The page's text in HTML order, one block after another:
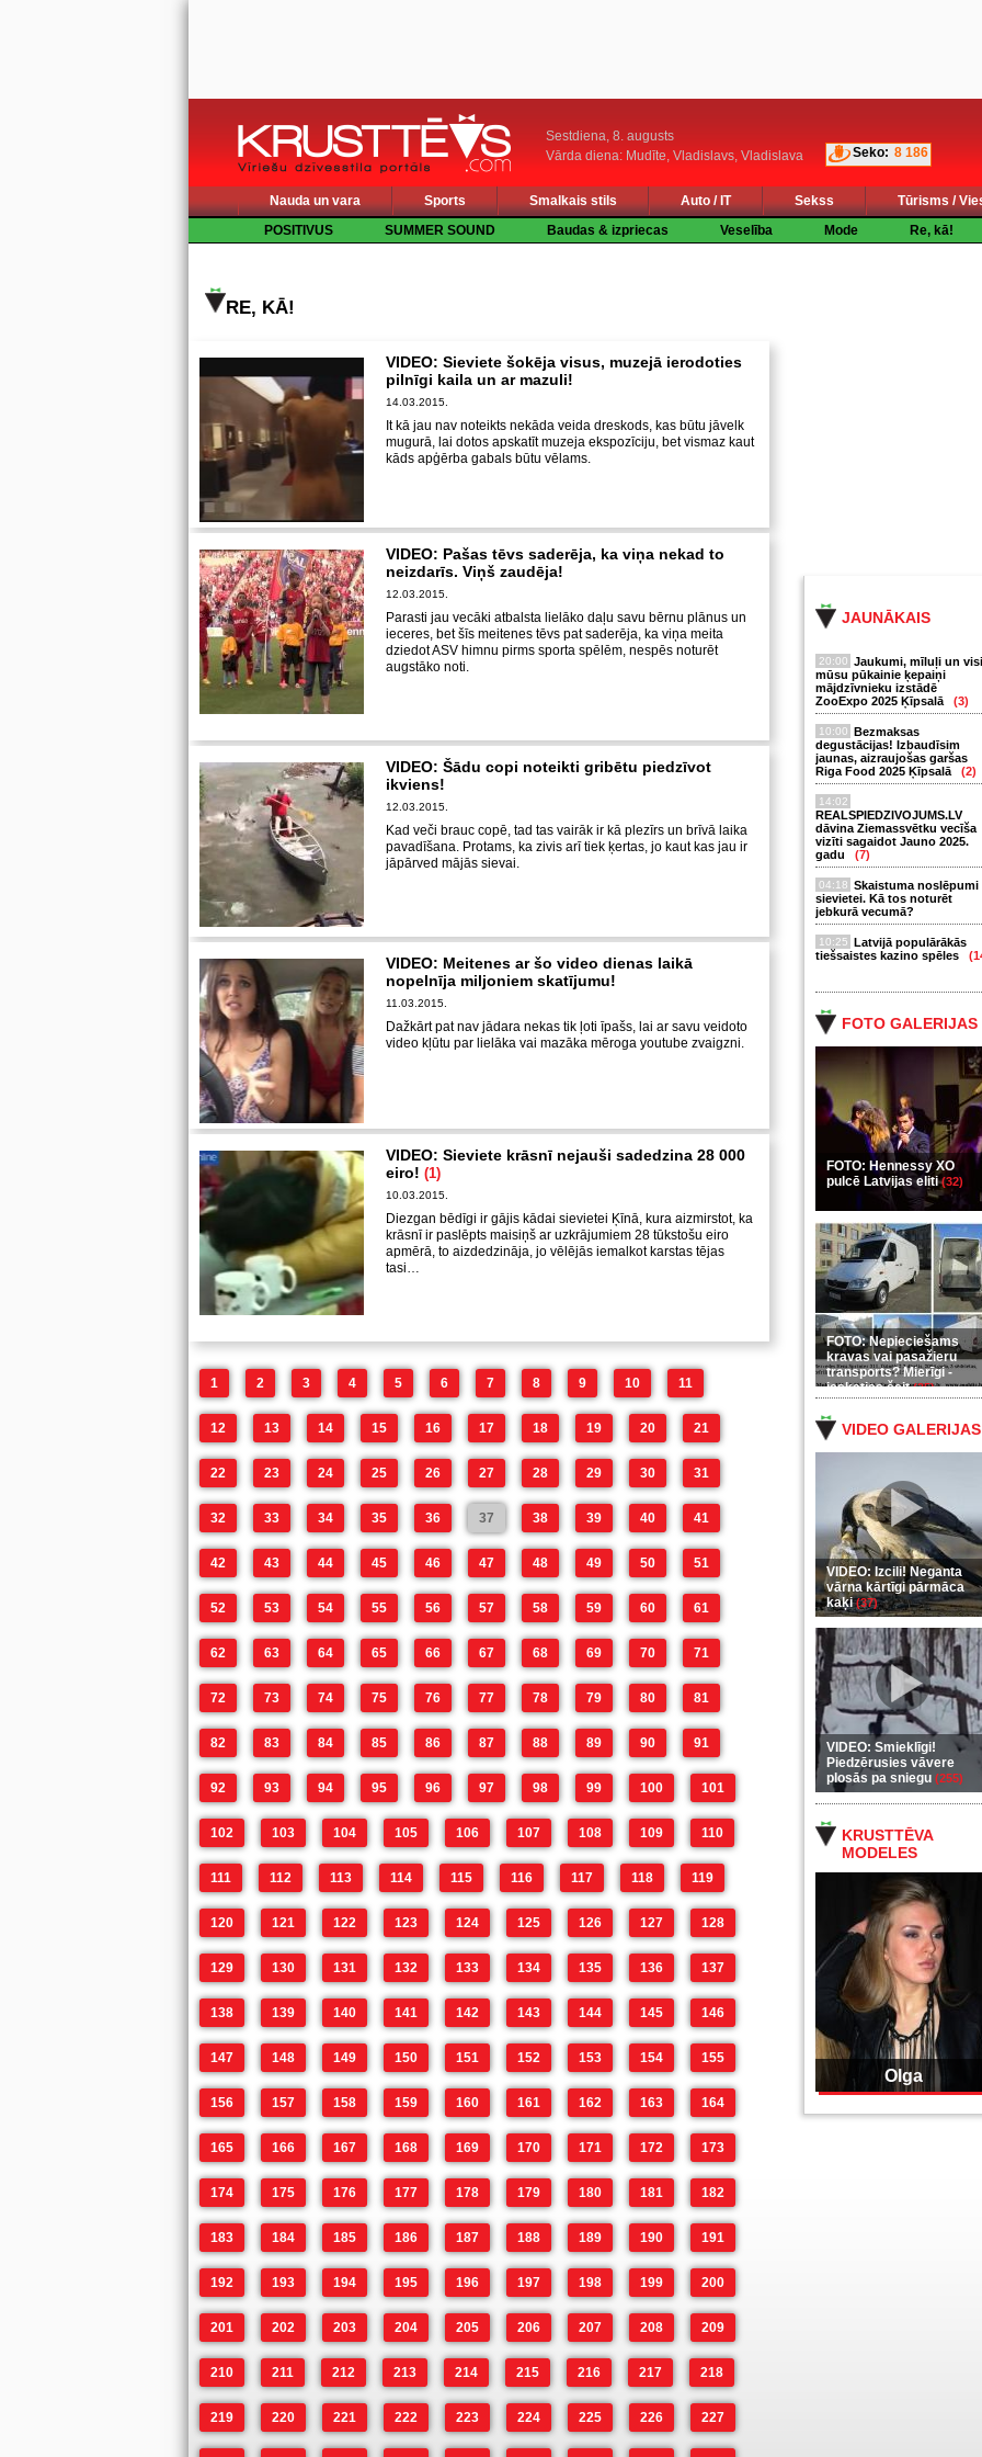
Sestdiena, 8. augusts
Vārda diena: Mudīte, Vladislavs, Vladislava
Seko: 8 186
Nauda un vara Sports Smalkais stils Auto / IT Sekss
Tūrisms /
POSITIVUS
SUMMER SOUND Baudas & izpriecas Veselība Mode Re, kā!
JAUNĀKAIS
20:00 Jaukumi, mīluļi un visi
mūsu pūkainie ķepaiņi
mājdzīvnieku izstādē
ZooExpo 2025 Ķīpsalā
(3)
10:00 Bezmaksas
degustācijas! Izbaudīsim
jaunas, aizraujošas garšas
Riga Food 2025 Ķīpsalā
(2)
14:02
REALSPIEDZIVOJUMS.LV
dāvina Ziemassvētku vecīša
vizīti sagaidot Jauno 2025.
gadu
(7)
04:18 Skaistuma noslēpumi
sievietei. Kā tos noturēt
jebkurā vecumā?
10:25 Latvijā populārākās
tiešsaistes kazino spēles
FOTO GALERIJAS
FOTO: Hennessy XO
pulcē Latvijas eliti(32)
FOTO: Nepieciešams
kravas vai pasažieru
transports? Mierīgi -
ieskaties šeit(35)
VIDEO GALERIJAS
VIDEO: Izcili! Neganta
vārna kārtīgi pārmāca
kaķi(37)
VIDEO: Smieklīgi!
Piedzērusies vāvere
plosās pa sniegu (255)
KRUSTTĒVA
MODELES
Olga
RE, KĀ!
VIDEO: Sieviete šokēja visus, muzejā ierodoties
pilnīgi kaila un ar mazuli!
14.03.2015.
It kā jau nav noteikts nekāda veida dreskods, kas būtu jāvelk
mugurā, lai dotos apskatīt muzeja ekspozīciju, bet vismaz kaut
kāds apģērba gabals būtu vēlams.
VIDEO: Pašas tēvs saderēja, ka viņa nekad to
neizdarīs. Viņš zaudēja!
12.03.2015.
Parasti jau vecāki atbalsta lielāko daļu savu bērnu plānus un
ieceres, bet šīs meitenes tēvs pat saderēja, ka viņa meita
dziedot ASV himnu pirms sporta spēlēm, nespēs noturēt
augstāko noti.
VIDEO: Šādu copi noteikti gribētu piedzīvot
ikviens!
12.03.2015.
Kad veči brauc copē, tad tas vairāk ir kā plezīrs un brīvā laika
pavadīšana. Protams, ka zivis arī tiek ķertas, jo kaut kas jau ir
jāpārved mājās sievai.
VIDEO: Meitenes ar šo video dienas laikā
nopelnīja miljoniem skatījumu!
11.03.2015.
Dažkārt pat nav jādara nekas tik ļoti īpašs, lai ar savu veidoto
video kļūtu par lielāka vai mazāka mēroga youtube zvaigzni.
VIDEO: Sieviete krāsnī nejauši sadedzina 28 000
eiro! (1)
10.03.2015.
Diezgan bēdīgi ir gājis kādai sievietei Ķīnā, kura aizmirstot, ka
krāsnī ir paslēpts maisiņš ar uzkrājumiem 28 tūkstošu eiro
apmērā, to aizdedzināja, jo vēlējās iemalkot karstas tējas
tasi…
1 2 3 4 5 6 7 8 9 10 11
12 13 14 15 16 17 18 19 20 21
22 23 24 25 26 27 28 29 30 31
32 33 34 35 36 37 38 39 40 41
42 43 44 45 46 47 48 49 50 51
52 53 54 55 56 57 58 59 60 61
62 63 64 65 66 67 68 69 70 71
72 73 74 75 76 77 78 79 80 81
82 83 84 85 86 87 88 89 90 91
92 93 94 95 96 97 98 99 100 101
102 103 104 105 106 107 108 109 110
111 112 113 114 115 116 117 118 119
120 121 122 123 124 125 126 127 128
129 130 131 132 133 134 135 136 137
138 139 140 141 142 143 144 145 146
147 148 149 150 151 152 153 154 155
156 157 158 159 160 161 162 163 164
165 166 167 168 169 170 171 172 173
174 175 176 177 178 179 180 181 182
183 184 185 186 187 188 189 190 191
192 193 194 195 196 197 198 199 200
201 202 203 204 205 206 207 208 209
210 211 212 213 214 215 216 217 218
219 220 221 222 223 224 225 226 227